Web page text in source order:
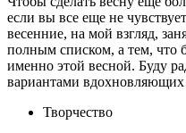
если вы все еще не
весенние, на мой взгляд,
полным списком, а тем, что
именно этой весной. Буду
вариантами вдохновляющих
Творчество